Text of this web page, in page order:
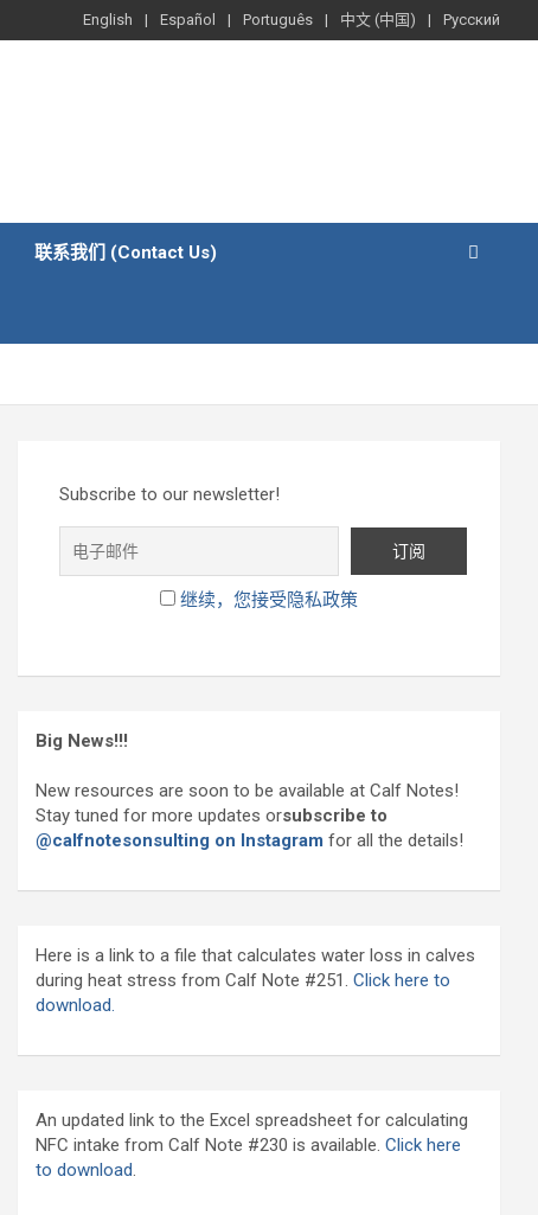
English Español Português 中文 (中国) Русский
联系我们 (Contact Us)
Subscribe to our newsletter!
继续，您接受隐私政策
Big News!!!
New resources are soon to be available at Calf Notes!
Stay tuned for more updates orsubscribe to
@calfnotesonsulting on Instagram for all the details!
Here is a link to a file that calculates water loss in calves
during heat stress from Calf Note #251.Click here to
download.
An updated link to the Excel spreadsheet for calculating
NFC intake from Calf Note #230 is available.Click here
to download.